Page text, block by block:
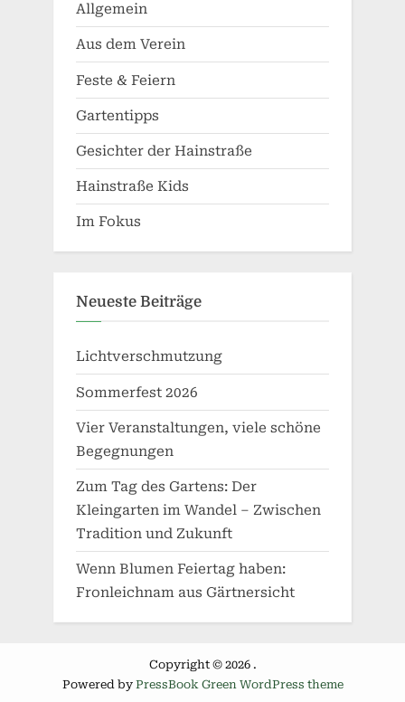
Allgemein
Aus dem Verein
Feste & Feiern
Gartentipps
Gesichter der Hainstraße
Hainstraße Kids
Im Fokus
Neueste Beiträge
Lichtverschmutzung
Sommerfest 2026
Vier Veranstaltungen, viele schöne
Begegnungen
Zum Tag des Gartens: Der
Kleingarten im Wandel – Zwischen
Tradition und Zukunft
Wenn Blumen Feiertag haben:
Fronleichnam aus Gärtnersicht
Copyright © 2026 .
Powered by PressBook Green WordPress theme